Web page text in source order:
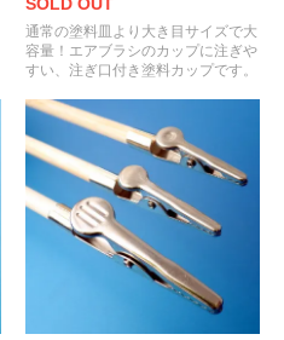
SOLD OUT
通常の塗料皿より大き目サイズで大
容量！エアブラシのカップに注ぎや
すい、注ぎ口付き塗料カップです。